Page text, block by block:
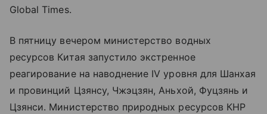
Global Times.
В пятницу вечером министерство водных
ресурсов Китая запустило экстренное
реагирование на наводнение IV уровня для Шанхая
и провинций Цзянсу, Чжэцзян, Аньхой, Фуцзянь и
Цзянси. Министерство природных ресурсов КНР